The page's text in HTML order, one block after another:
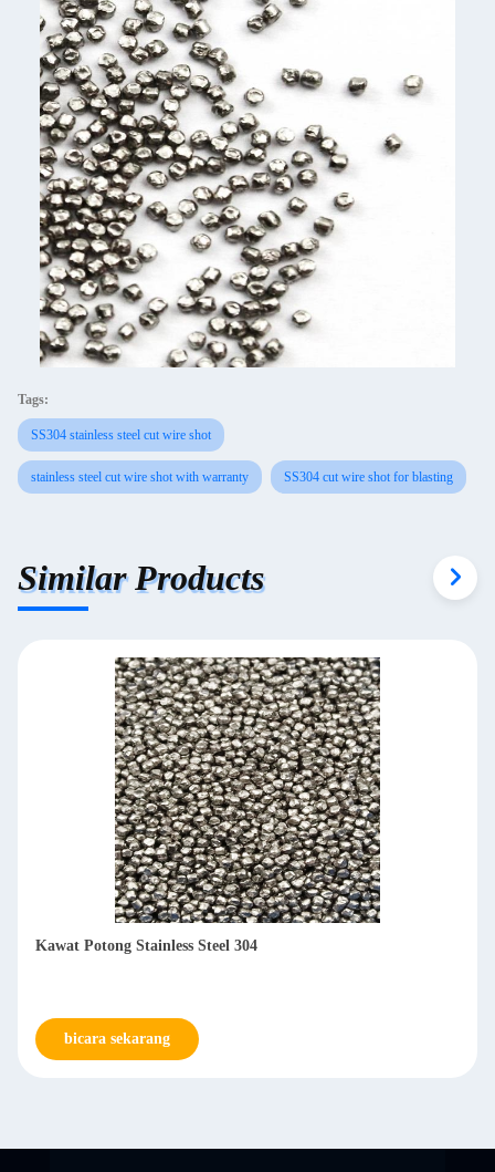
Tags:
SS304 stainless steel cut wire shot
stainless steel cut wire shot with warranty SS304 cut wire shot for blasting
Similar Products
Jual panas SS430 baja tahan karat kawat potong tembakan
bicara sekarang